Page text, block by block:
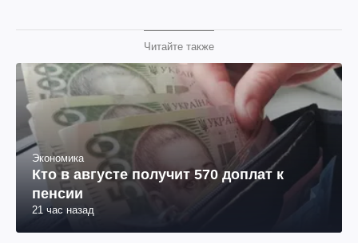
Читайте также
Экономика
Кто в августе получит 570 доплат к
пенсии
21 час назад